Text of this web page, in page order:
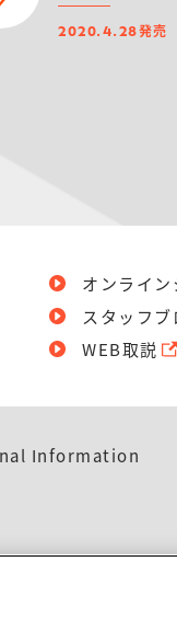
2020.4.28発売
オンライン
スタッフブ
WEB取説
Information